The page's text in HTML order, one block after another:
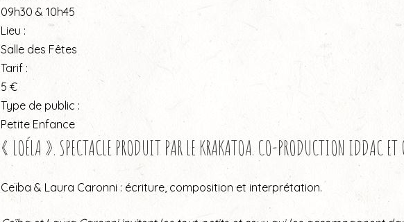
09h30 & 10h45
Lieu :
Salle des Fêtes
Tarif :
5 €
Type de public :
Petite Enfance
« LOÉLA ». SPECTACLE PRODUIT PAR LE KRAKATOA. CO-PRODUCTION IDDAC ET
Ceïba & Laura Caronni : écriture, composition et interprétation.